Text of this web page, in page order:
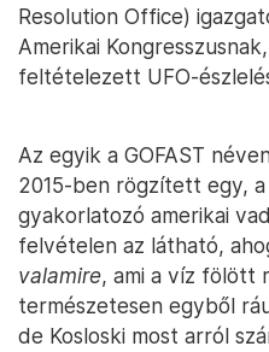
Resolution Office)
Amerikai
feltételezett UFO-
Az egyik a GOFAST
2015-ben rögzített egy,
gyakorlatozó amerikai
felvételen az látható,
valamire, ami a víz fölött
természetesen egyből
de Kosloski most arról